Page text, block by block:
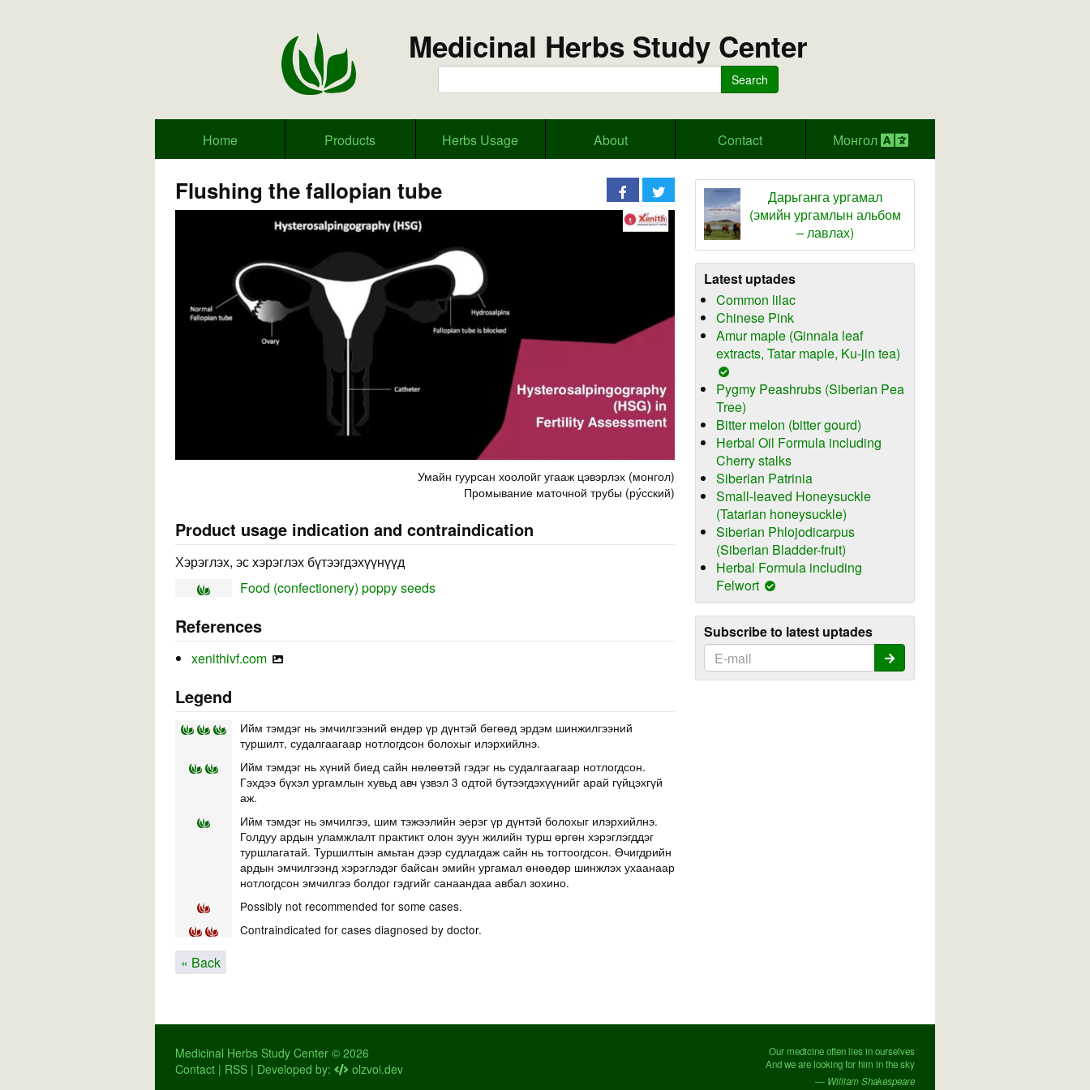
Medicinal Herbs Study Center
Search
Home Products Herbs Usage About Contact Монгол
Flushing the fallopian tube
Умайн гуурсан хоолойг угааж цэвэрлэх (монгол)
Промывание маточной трубы (ру́сский)
Product usage indication and contraindication
Хэрэглэх, эс хэрэглэх бүтээгдэхүүнүүд
Food (confectionery) poppy seeds
References
xenithivf.com
Legend
Ийм тэмдэг нь эмчилгээний өндөр үр дүнтэй бөгөөд эрдэм шинжилгээний
туршилт, судалгаагаар нотлогдсон болохыг илэрхийлнэ.
Ийм тэмдэг нь хүний биед сайн нөлөөтэй гэдэг нь судалгаагаар нотлогдсон.
Гэхдээ бүхэл ургамлын хувьд авч үзвэл 3 одтой бүтээгдэхүүнийг арай гүйцэхгүй
аж.
Ийм тэмдэг нь эмчилгээ, шим тэжээлийн эерэг үр дүнтэй болохыг илэрхийлнэ.
Голдуу ардын уламжлалт практикт олон зуун жилийн турш өргөн хэрэглэгддэг
туршлагатай. Туршилтын амьтан дээр судлагдаж сайн нь тогтоогдсон. Өчигдрийн
ардын эмчилгээнд хэрэглэдэг байсан эмийн ургамал өнөөдөр шинжлэх ухаанаар
нотлогдсон эмчилгээ болдог гэдгийг санаандаа авбал зохино.
Possibly not recommended for some cases.
Contraindicated for cases diagnosed by doctor.
« Back
Дарьганга ургамал
(эмийн ургамлын альбом
– лавлах)
Latest uptades
Common lilac
Chinese Pink
Amur maple (Ginnala leaf
extracts, Tatar maple, Ku-jin tea)
Pygmy Peashrubs (Siberian Pea
Tree)
Bitter melon (bitter gourd)
Herbal Oil Formula including
Cherry stalks
Siberian Patrinia
Small-leaved Honeysuckle
(Tatarian honeysuckle)
Siberian Phlojodicarpus
(Siberian Bladder-fruit)
Herbal Formula including
Felwort
Subscribe to latest uptades
Medicinal Herbs Study Center © 2026
Contact | RSS | Developed by: olzvoi.dev
Our medicine often lies in ourselves
And we are looking for him in the sky
— William Shakespeare